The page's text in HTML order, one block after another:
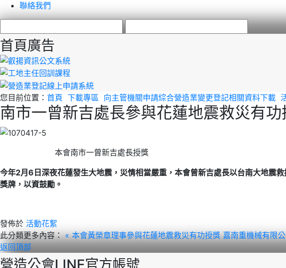
聯絡我們
首頁廣告
您目前位置： 首頁 下載專區 向主管機關申請綜合營造業變更登記相關資料下載
南市一曾新吉處長參與花蓮地震救災有功
本會南市一曾新吉處長授獎
今年2月6日深夜花蓮發生大地震，災情相當嚴重，本會曾新吉處長以台南大地震
獎牌，以資鼓勵。
發佈於 活動花絮
此分類更多內容： « 本會黃榮章理事參與花蓮地震救災有功授獎嘉南重機械有限
返回頂部
營造公會LINE官方帳號